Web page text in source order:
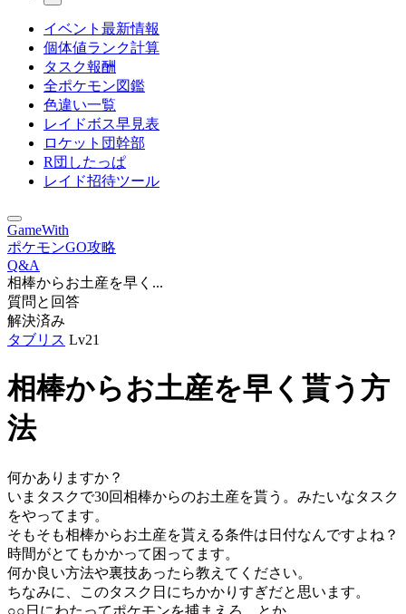
イベント最新情報
個体値ランク計算
タスク報酬
全ポケモン図鑑
色違い一覧
レイドボス早見表
ロケット団幹部
R団したっぱ
レイド招待ツール
GameWith
ポケモンGO攻略
Q&A
相棒からお土産を早く...
質問と回答
解決済み
タブリス Lv21
相棒からお土産を早く貰う方
法
何かありますか？
いまタスクで30回相棒からのお土産を貰う。みたいなタスク
をやってます。
そもそも相棒からお土産を貰える条件は日付なんですよね？
時間がとてもかかって困ってます。
何か良い方法や裏技あったら教えてください。
ちなみに、このタスク日にちかかりすぎだと思います。
○○日にわたってポケモンを捕まえろ。とか。